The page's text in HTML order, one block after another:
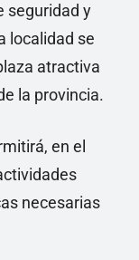
seguridad y
localidad se
atractiva
la provincia.
en el
necesarias